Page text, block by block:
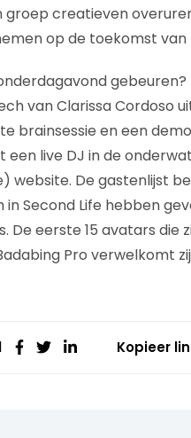
groep creatieven
op de toekomst van
van Clarissa Cordoso
brainsessie en een
live DJ in de
website. De gastenlijst
in Second Life hebben
De eerste 15 avatars die
Pro verwelkomt
Kopieer